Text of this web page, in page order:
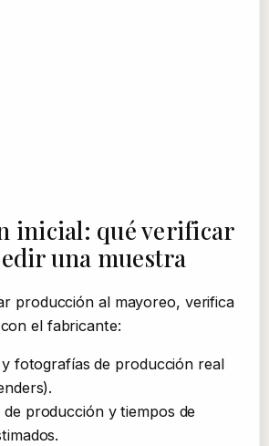
inicial: qué verificar
una muestra
producción al mayoreo, verifica
el fabricante:
fotografías de producción real
de producción y tiempos de